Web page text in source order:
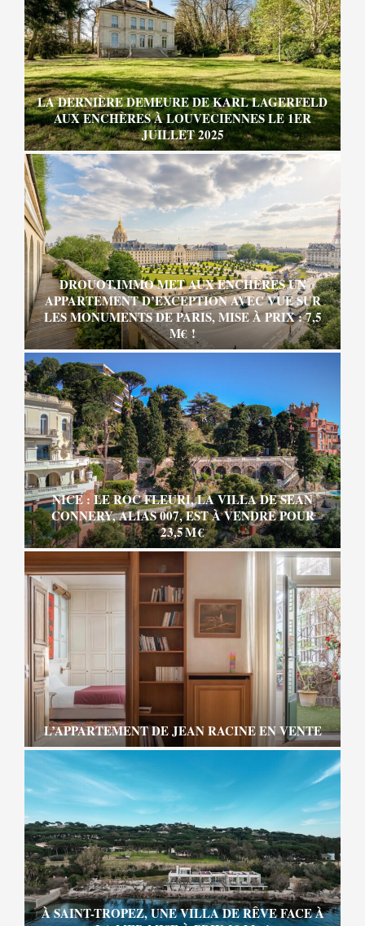
LA DERNIÈRE DEMEURE DE KARL LAGERFELD
AUX ENCHÈRES À LOUVECIENNES LE 1ER
JUILLET 2025
DROUOT.IMMO MET AUX ENCHÈRES UN
APPARTEMENT D’EXCEPTION AVEC VUE SUR
LES MONUMENTS DE PARIS, MISE À PRIX : 7,5
M€ !
NICE : LE ROC FLEURI, LA VILLA DE SEAN
CONNERY, ALIAS 007, EST À VENDRE POUR
23,5 M €
L’APPARTEMENT DE JEAN RACINE EN VENTE
À SAINT-TROPEZ, UNE VILLA DE RÊVE FACE À